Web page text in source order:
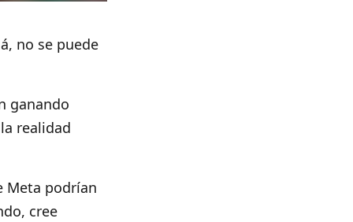
no se puede
ganando
realidad
Meta podrían
cree